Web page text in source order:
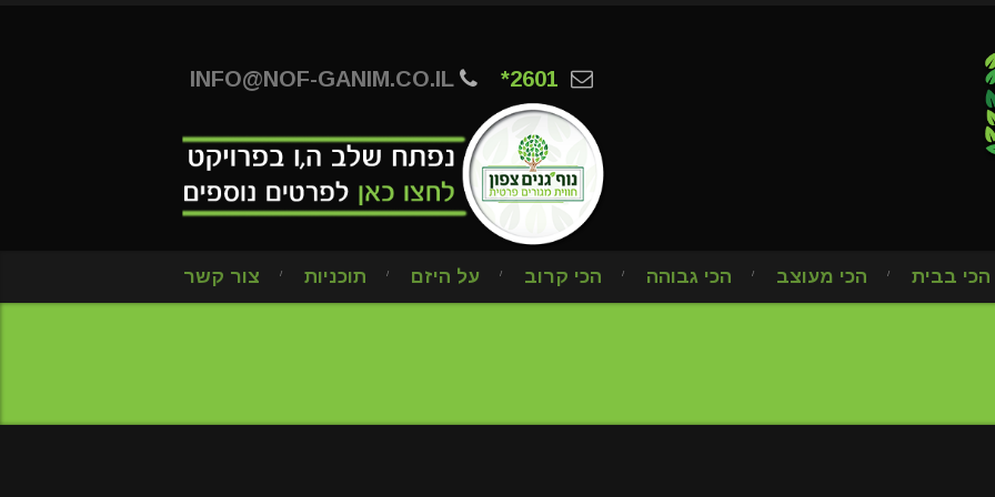
INFO@NOF-GANIM.CO.IL *2601
הכי בבית הכי מעוצב הכי גבוהה הכי קרוב על היזם תוכניות צור קשר